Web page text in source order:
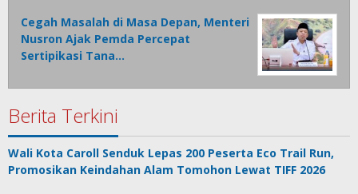
Cegah Masalah di Masa Depan, Menteri
Nusron Ajak Pemda Percepat
Sertipikasi Tana…
Berita Terkini
Wali Kota Caroll Senduk Lepas 200 Peserta Eco Trail Run,
Promosikan Keindahan Alam Tomohon Lewat TIFF 2026